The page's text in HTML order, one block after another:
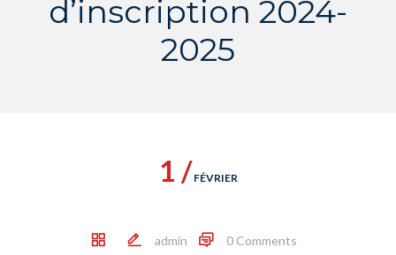
d’inscription 2024-
2025
1 / FÉVRIER
admin 0 Comments